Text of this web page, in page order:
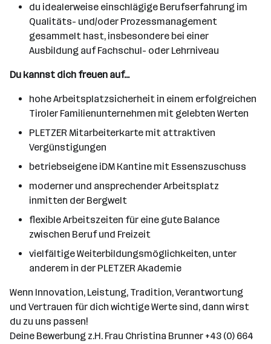
du idealerweise einschlägige Berufserfahrung im
Qualitäts- und/oder Prozessmanagement
gesammelt hast, insbesondere bei einer
Ausbildung auf Fachschul- oder Lehrniveau
Du kannst dich freuen auf...
hohe Arbeitsplatzsicherheit in einem erfolgreichen
Tiroler Familienunternehmen mit gelebten Werten
PLETZER Mitarbeiterkarte mit attraktiven
Vergünstigungen
betriebseigene iDM Kantine mit Essenszuschuss
moderner und ansprechender Arbeitsplatz
inmitten der Bergwelt
flexible Arbeitszeiten für eine gute Balance
zwischen Beruf und Freizeit
vielfältige Weiterbildungsmöglichkeiten, unter
anderem in der PLETZER Akademie
Wenn Innovation, Leistung, Tradition, Verantwortung
und Vertrauen für dich wichtige Werte sind, dann wirst
du zu uns passen!
Deine Bewerbung z.H. Frau Christina Brunner +43 (0) 664